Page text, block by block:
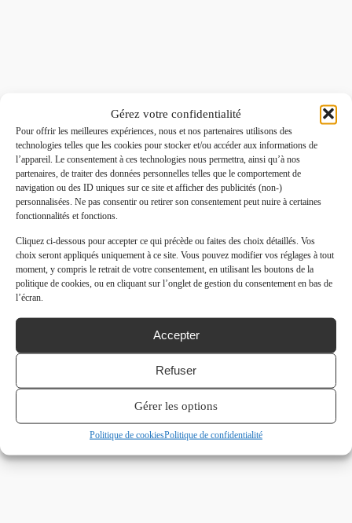
Gérez votre confidentialité
Pour offrir les meilleures expériences, nous et nos partenaires utilisons des
technologies telles que les cookies pour stocker et/ou accéder aux informations de
l’appareil. Le consentement à ces technologies nous permettra, ainsi qu’à nos
partenaires, de traiter des données personnelles telles que le comportement de
navigation ou des ID uniques sur ce site et afficher des publicités (non-)
personnalisées. Ne pas consentir ou retirer son consentement peut nuire à certaines
fonctionnalités et fonctions.
Cliquez ci-dessous pour accepter ce qui précède ou faites des choix détaillés. Vos
choix seront appliqués uniquement à ce site. Vous pouvez modifier vos réglages à tout
moment, y compris le retrait de votre consentement, en utilisant les boutons de la
politique de cookies, ou en cliquant sur l’onglet de gestion du consentement en bas de
l’écran.
Accepter
Refuser
Gérer les options
Politique de cookiesPolitique de confidentialité